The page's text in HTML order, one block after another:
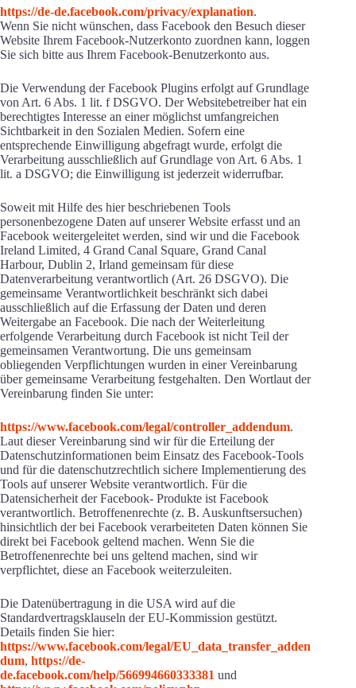
https://de-de.facebook.com/privacy/explanation.
Wenn Sie nicht wünschen, dass Facebook den Besuch dieser
Website Ihrem Facebook-Nutzerkonto zuordnen kann, loggen
Sie sich bitte aus Ihrem Facebook-Benutzerkonto aus.
Die Verwendung der Facebook Plugins erfolgt auf Grundlage
von Art. 6 Abs. 1 lit. f DSGVO. Der Websitebetreiber hat ein
berechtigtes Interesse an einer möglichst umfangreichen
Sichtbarkeit in den Sozialen Medien. Sofern eine
entsprechende Einwilligung abgefragt wurde, erfolgt die
Verarbeitung ausschließlich auf Grundlage von Art. 6 Abs. 1
lit. a DSGVO; die Einwilligung ist jederzeit widerrufbar.
Soweit mit Hilfe des hier beschriebenen Tools
personenbezogene Daten auf unserer Website erfasst und an
Facebook weitergeleitet werden, sind wir und die Facebook
Ireland Limited, 4 Grand Canal Square, Grand Canal
Harbour, Dublin 2, Irland gemeinsam für diese
Datenverarbeitung verantwortlich (Art. 26 DSGVO). Die
gemeinsame Verantwortlichkeit beschränkt sich dabei
ausschließlich auf die Erfassung der Daten und deren
Weitergabe an Facebook. Die nach der Weiterleitung
erfolgende Verarbeitung durch Facebook ist nicht Teil der
gemeinsamen Verantwortung. Die uns gemeinsam
obliegenden Verpflichtungen wurden in einer Vereinbarung
über gemeinsame Verarbeitung festgehalten. Den Wortlaut der
Vereinbarung finden Sie unter:
https://www.facebook.com/legal/controller_addendum.
Laut dieser Vereinbarung sind wir für die Erteilung der
Datenschutzinformationen beim Einsatz des Facebook-Tools
und für die datenschutzrechtlich sichere Implementierung des
Tools auf unserer Website verantwortlich. Für die
Datensicherheit der Facebook- Produkte ist Facebook
verantwortlich. Betroffenenrechte (z. B. Auskunftsersuchen)
hinsichtlich der bei Facebook verarbeiteten Daten können Sie
direkt bei Facebook geltend machen. Wenn Sie die
Betroffenenrechte bei uns geltend machen, sind wir
verpflichtet, diese an Facebook weiterzuleiten.
Die Datenübertragung in die USA wird auf die
Standardvertragsklauseln der EU-Kommission gestützt.
Details finden Sie hier:
https://www.facebook.com/legal/EU_data_transfer_adden
dum, https://de-
de.facebook.com/help/566994660333381 und